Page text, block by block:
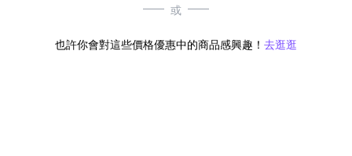
或
也許你會對這些價格優惠中的商品感興趣！ 去逛逛